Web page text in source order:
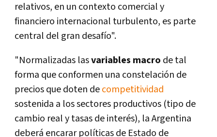
relativos, en un contexto comercial y
financiero internacional turbulento, es parte
central del gran desafí­o".
"Normalizadas lasvariables macro de tal
forma que conformen una constelación de
precios que doten decompetitividad
sostenida a los sectores productivos (tipo de
cambio real y tasas de interés), la Argentina
deberá encarar polí­ticas de Estado de